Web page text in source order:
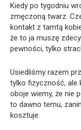
Kiedy po tygodniu
zmęczoną twarz.
kontakt z tamtą
że to ja muszę
pewności, tylko
Usiedliśmy razem
tylko fizyczność, ale
oboje wiemy, że nie
to dawno temu,
kosztuje.